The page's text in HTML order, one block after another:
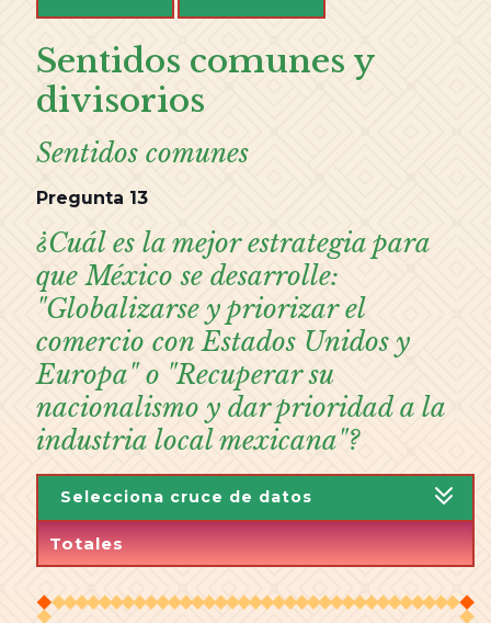
Sentidos comunes y
divisorios
Sentidos comunes
Pregunta 13
¿Cuál es la mejor estrategia para
que México se desarrolle:
"Globalizarse y priorizar el
comercio con Estados Unidos y
Europa" o "Recuperar su
nacionalismo y dar prioridad a la
industria local mexicana"?
Selecciona cruce de datos